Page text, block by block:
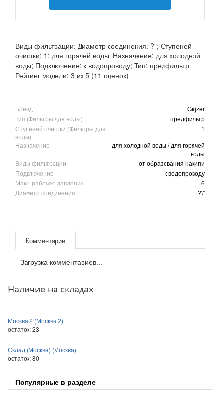
Виды фильтрации: Диаметр соединения: ?"; Ступеней
очистки: 1; для горячей воды; Назначение: для холодной
воды; Подключение: к водопроводу; Тип: предфильтр
Рейтинг модели: 3 из 5 (11 оценок)
Бренд
Gejzer
Тип (Фильтры для воды)
предфильтр
Ступеней очистки (Фильтры для
воды)
1
Назначение
для холодной воды / для горячей
воды
Виды фильтрации
от образования накипи
Подключение
к водопроводу
Макс. рабочее давление
6
Диаметр соединения
?\"
Комментарии
Загрузка комментариев...
Наличие на складах
Москва 2 (Москва 2)
остаток:23
Склад (Москва) (Москва)
остаток:80
Популярные в разделе